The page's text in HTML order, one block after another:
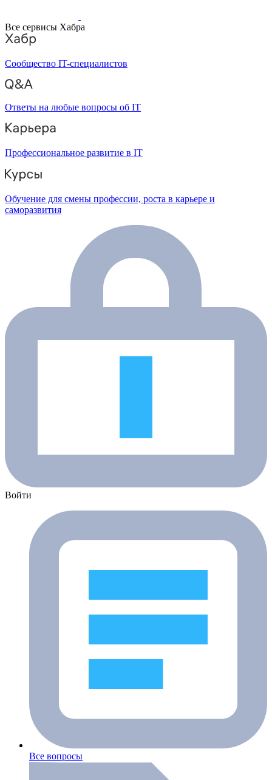
Все сервисы Хабра
Сообщество IT-специалистов
Ответы на любые вопросы об IT
Профессиональное развитие в IT
Обучение для смены профессии, роста в карьере и
саморазвития
Войти
Все вопросы